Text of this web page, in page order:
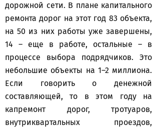
дорожной сети. В плане капитального
ремонта дорог на этот год 83 объекта,
на 50 из них работы уже завершены,
14 – еще в работе, остальные – в
процессе выбора подрядчиков. Это
небольшие объекты на 1–2 миллиона.
Если говорить о денежной
составляющей, то в этом году на
капремонт дорог, тротуаров,
внутриквартальных проездов,